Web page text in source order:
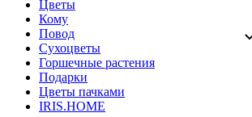
Цветы
Кому
Повод
Сухоцветы
Горшечные растения
Подарки
Цветы пачками
IRIS.HOME